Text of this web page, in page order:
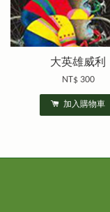
大英雄威利
NT$ 300
加入購物車